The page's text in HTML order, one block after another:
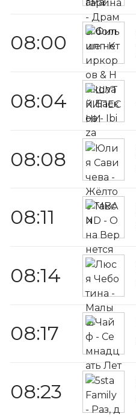
08:00
08:04
08:08
08:11
08:14
08:17
08:23